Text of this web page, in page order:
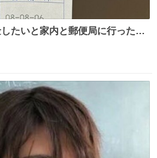
たいと家内と郵便局に行ったみ
う選択肢もあったと思うけど、
に立てて欲しい、みんなも元気
た。